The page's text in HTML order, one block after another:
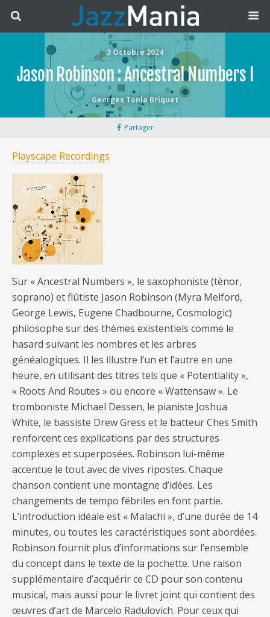
3 Octobre 2024
Jason Robinson : Ancestral Numbers I
Georges Tonla Briquet
Partager
Playscape Recordings
Sur « Ancestral Numbers », le saxophoniste (ténor,
soprano) et flûtiste Jason Robinson (Myra Melford,
George Lewis, Eugene Chadbourne, Cosmologic)
philosophe sur des thèmes existentiels comme le
hasard suivant les nombres et les arbres
généalogiques. Il les illustre l’un et l’autre en une
heure, en utilisant des titres tels que « Potentiality »,
« Roots And Routes » ou encore « Wattensaw ». Le
tromboniste Michael Dessen, le pianiste Joshua
White, le bassiste Drew Gress et le batteur Ches Smith
renforcent ces explications par des structures
complexes et superposées. Robinson lui-même
accentue le tout avec de vives ripostes. Chaque
chanson contient une montagne d’idées. Les
changements de tempo fébriles en font partie.
L’introduction idéale est « Malachi », d’une durée de 14
minutes, ou toutes les caractéristiques sont abordées.
Robinson fournit plus d’informations sur l’ensemble
du concept dans le texte de la pochette. Une raison
supplémentaire d’acquérir ce CD pour son contenu
musical, mais aussi pour le livret joint qui contient des
œuvres d’art de Marcelo Radulovich. Pour ceux qui